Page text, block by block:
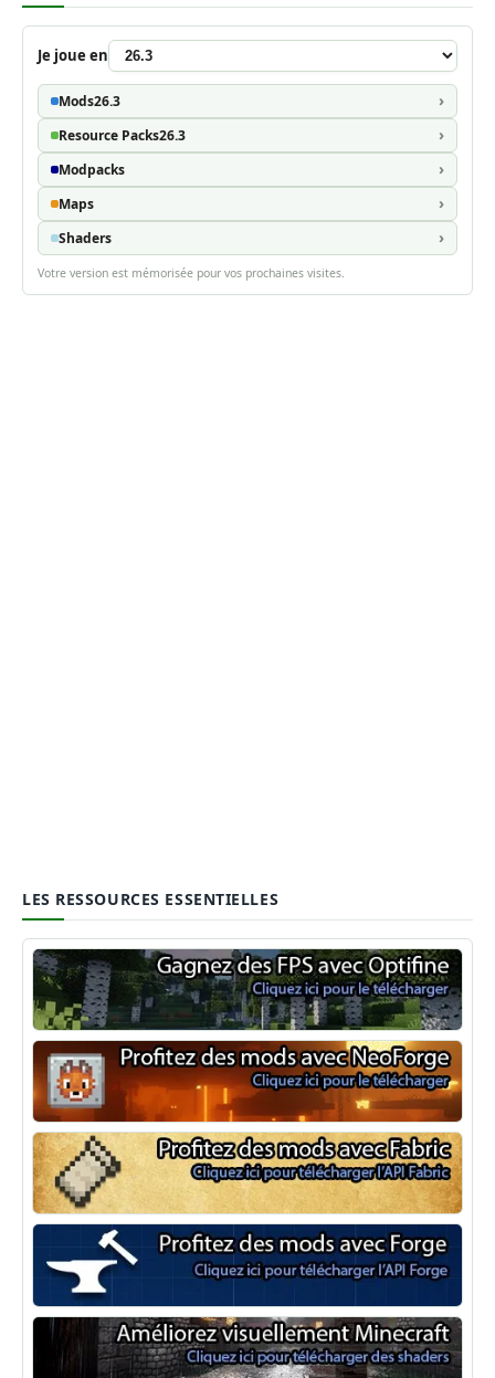
Je joue en
Mods26.3
Resource Packs26.3
Modpacks
Maps
Shaders
Votre version est mémorisée pour vos prochaines visites.
LES RESSOURCES ESSENTIELLES
Optifine
NeoForge
Minecraft Fabric
Minecraft Forge